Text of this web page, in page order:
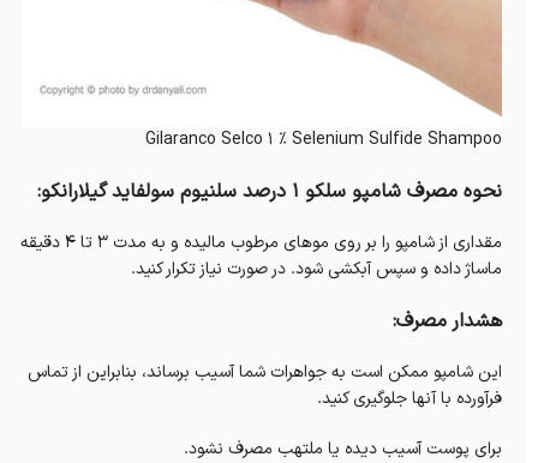
Gilaranco Selco 1 % Selenium Sulfide Shampoo
نحوه مصرف شامپو سلکو 1 درصد سلنیوم سولفاید گیلارانکو:
مقداری از شامپو را بر روی موهای مرطوب مالیده و به مدت 3 تا 4 دقیقه
ماساژ داده و سپس آبکشی شود. در صورت نیاز تکرار کنید.
هشدار مصرف:
این شامپو ممکن است به جواهرات شما آسیب برساند، بنابراین از تماس
فرآورده با آنها جلوگیری کنید.
برای پوست آسیب دیده یا ملتهب مصرف نشود.